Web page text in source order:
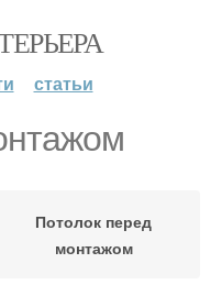
статьи
Потолок перед
монтажом